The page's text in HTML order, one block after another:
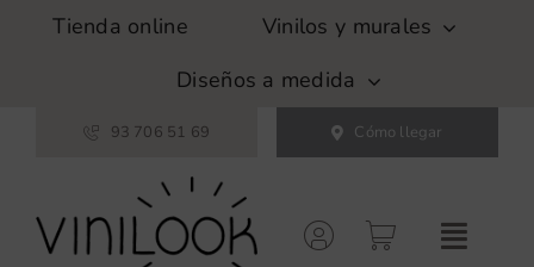
SaltarTienda online
Vinilos y murales
Diseños a medida
93 706 51 69 Cómo llegar